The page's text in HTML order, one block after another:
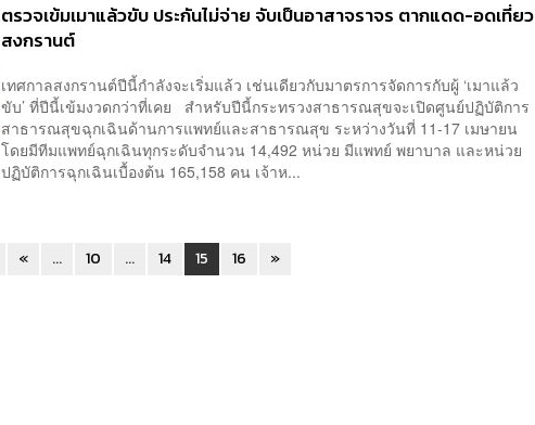
ตรวจเข้มเมาแล้วขับ ประกันไม่จ่าย จับเป็นอาสาจราจร ตากแดด-อดเที่ยว
สงกรานต์
เทศกาลสงกรานต์ปีนี้กำลังจะเริ่มแล้ว เช่นเดียวกับมาตรการจัดการกับผู้ ‘เมาแล้ว
ขับ’ ที่ปีนี้เข้มงวดกว่าที่เคย สำหรับปีนี้กระทรวงสาธารณสุขจะเปิดศูนย์ปฏิบัติการ
สาธารณสุขฉุกเฉินด้านการแพทย์และสาธารณสุข ระหว่างวันที่ 11-17 เมษายน
โดยมีทีมแพทย์ฉุกเฉินทุกระดับจำนวน 14,492 หน่วย มีแพทย์ พยาบาล และหน่วย
ปฏิบัติการฉุกเฉินเบื้องต้น 165,158 คน เจ้าห...
« ... 10 ... 14 15 16 »